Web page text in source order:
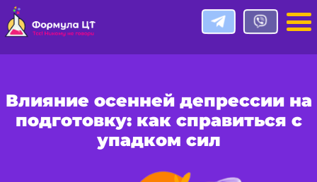
Влияние осенней депрессии на
подготовку: как справиться с
упадком сил